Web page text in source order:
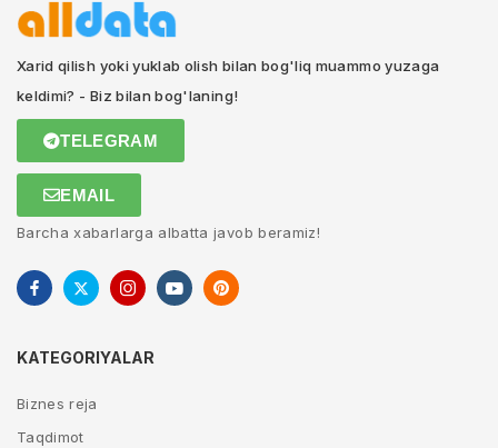
Xarid qilish yoki yuklab olish bilan bog'liq muammo yuzaga
keldimi? - Biz bilan bog'laning!
TELEGRAM
EMAIL
Barcha xabarlarga albatta javob beramiz!
KATEGORIYALAR
Biznes reja
Taqdimot